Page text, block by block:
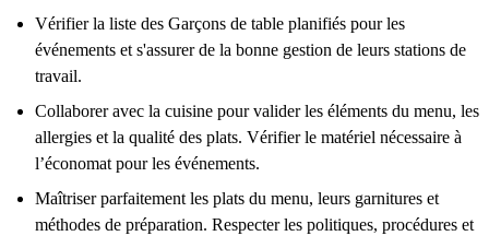
Vérifier la liste des Garçons de table planifiés pour les
événements et s'assurer de la bonne gestion de leurs stations de
travail.
Collaborer avec la cuisine pour valider les éléments du menu, les
allergies et la qualité des plats. Vérifier le matériel nécessaire à
l’économat pour les événements.
Maîtriser parfaitement les plats du menu, leurs garnitures et
méthodes de préparation. Respecter les politiques, procédures et